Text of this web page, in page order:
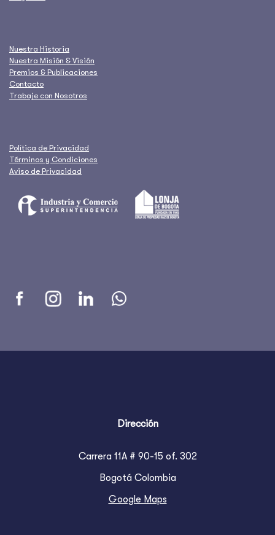
Nuestra Historia
Nuestra Misión & Visión
Premios & Publicaciones
Contacto
Trabaje con Nosotros
Política de Privacidad
Términos y Condiciones
Aviso de Privacidad
Dirección
Carrera 11A # 90-15 of. 302
Bogotá Colombia
Google Maps